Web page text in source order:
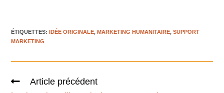
ÉTIQUETTES:IDÉE ORIGINALE, MARKETING HUMANITAIRE, SUPPORT
MARKETING
Article précédent